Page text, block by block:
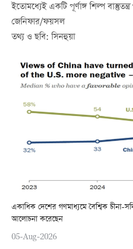
ইতোমধ্যেই একটি পূর্ণাঙ্গ শিল্প
জেনিফার/ফয়সল
তথ্য ও ছবি: সিনহুয়া
একাধিক দেশের গণমাধ্যমে বৈশ্বিক চীনা-
আলোচনা করেছেন
05-Aug-2026